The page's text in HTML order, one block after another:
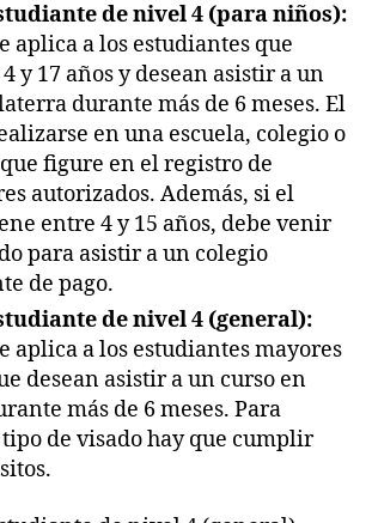
de nivel 4 (para niños):
aplica a los estudiantes que
y 17 años y desean asistir a un
durante más de 6 meses. El
en una escuela, colegio o
figure en el registro de
autorizados. Además, si el
entre 4 y 15 años, debe venir
para asistir a un colegio
de pago.
de nivel 4 (general):
aplica a los estudiantes mayores
desean asistir a un curso en
más de 6 meses. Para
de visado hay que cumplir